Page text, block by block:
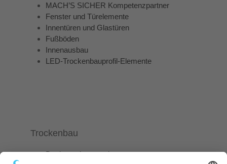
MACH’S SICHER Kompetenzpartner
Fenster und Türelemente
Innentüren und Glastüren
Fußböden
Innenausbau
LED-Trockenbauprofil-Elemente
Trockenbau
Dachgeschossausbau